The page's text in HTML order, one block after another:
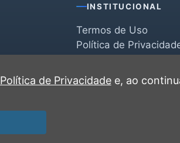
INSTITUCIONAL
Termos de Uso
Política de
Contato
Política de Privacidadee, ao